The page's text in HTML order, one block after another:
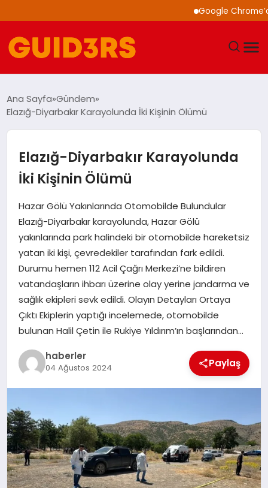
Google Chrome’a
YAŞAM
TEKNOLOJI
SPOR
SAĞLIK
EKONOMI
MAGAZIN
EĞITIM
Ana Sayfa Gündem
Elazığ-Diyarbakır Karayolunda İki Kişinin Ölümü
Elazığ-Diyarbakır Karayolunda
İki Kişinin Ölümü
Hazar Gölü Yakınlarında Otomobilde Bulundular
Elazığ-Diyarbakır karayolunda, Hazar Gölü
yakınlarında park halindeki bir otomobilde hareketsiz
yatan iki kişi, çevredekiler tarafından fark edildi.
Durumu hemen 112 Acil Çağrı Merkezi’ne bildiren
vatandaşların ihbarı üzerine olay yerine jandarma ve
sağlık ekipleri sevk edildi. Olayın Detayları Ortaya
Çıktı Ekiplerin yaptığı incelemede, otomobilde
bulunan Halil Çetin ile Rukiye Yıldırım’ın başlarından…
haberler
04 Ağustos 2024 Paylaş